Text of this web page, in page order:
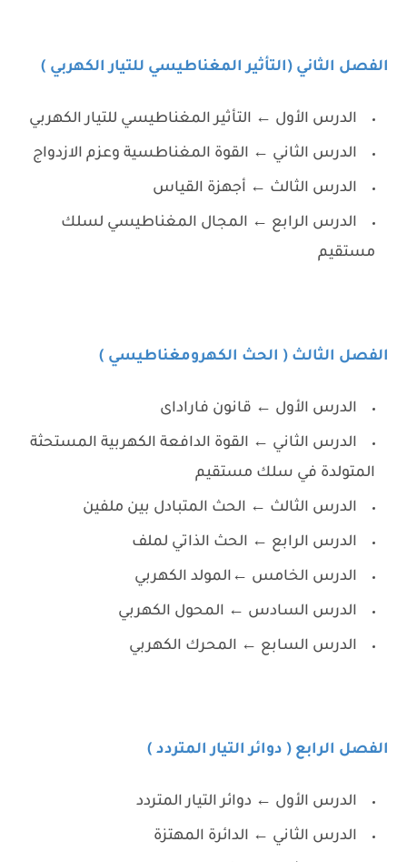
الفصل الثاني (التأثير المغناطيسي للتيار الكهربي )
الدرس الأول ← التأثير المغناطيسي للتيار الكهربي
الدرس الثاني ← القوة المغناطسية وعزم الازدواج
الدرس الثالث ← أجهزة القياس
الدرس الرابع ← المجال المغناطيسي لسلك
مستقيم
الفصل الثالث ( الحث الكهرومغناطيسي )
الدرس الأول ← قانون فاراداى
الدرس الثاني ← القوة الدافعة الكهربية المستحثة
المتولدة في سلك مستقيم
الدرس الثالث ← الحث المتبادل بين ملفين
الدرس الرابع ← الحث الذاتي لملف
الدرس الخامس ←المولد الكهربي
الدرس السادس ← المحول الكهربي
الدرس السابع ← المحرك الكهربي
الفصل الرابع ( دوائر التيار المتردد )
الدرس الأول ← دوائر التيار المتردد
الدرس الثاني ← الدائرة المهتزة